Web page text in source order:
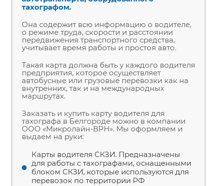
тахографом.
Она содержит всю информацию о водителе,
о режиме труда, скорости и расстоянии
передвижения транспортного средства,
учитывает время работы и простоя авто.
Такая карта должна быть у каждого водителя
предприятия, которое осуществляет
автобусные или грузовые перевозки как на
внутренних, так и на международных
маршрутах.
Заказать и купить карту водителя для
тахографа в Белгороде можно в компании
ООО «Микролайн-ВРН». Мы оформляем и
выдаем на руки:
Карты водителя СКЗИ. Предназначены
для работы с тахографами, оснащенными
блоком СКЗИ, которые используются для
перевозок по территории РФ